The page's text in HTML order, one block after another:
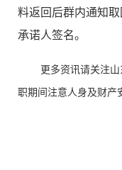
料返回后群内通知取
承诺人签名。
更多资讯请关注
职期间注意人身及财产